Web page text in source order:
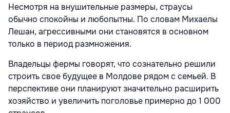
Несмотря на внушительные размеры, страусы
обычно спокойны и любопытны. По словам Михаелы
Лешан, агрессивными они становятся в основном
только в период размножения.
Владельцы фермы говорят, что сознательно решили
строить свое будущее в Молдове рядом с семьей. В
перспективе они планируют значительно расширить
хозяйство и увеличить поголовье примерно до 1 000